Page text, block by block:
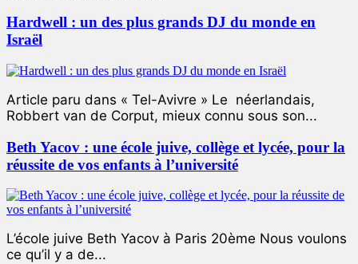
Hardwell : un des plus grands DJ du monde en
Israël
Article paru dans « Tel-Avivre » Le néerlandais,
Robbert van de Corput, mieux connu sous son...
Beth Yacov : une école juive, collège et lycée, pour la
réussite de vos enfants à l’université
L’école juive Beth Yacov à Paris 20ème Nous voulons
ce qu’il y a de...